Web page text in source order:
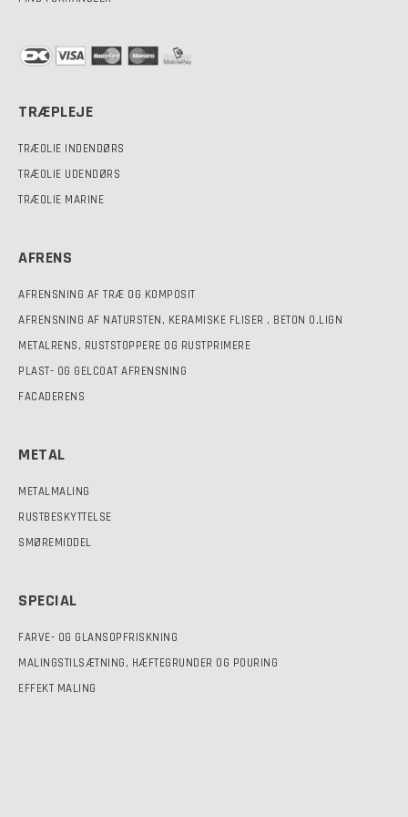
TRÆPLEJE
TRÆOLIE INDENDØRS
TRÆOLIE UDENDØRS
TRÆOLIE MARINE
AFRENS
AFRENSNING AF TRÆ OG KOMPOSIT
AFRENSNING AF NATURSTEN, KERAMISKE FLISER , BETON O.LIGN
METALRENS, RUSTSTOPPERE OG RUSTPRIMERE
PLAST- OG GELCOAT AFRENSNING
FACADERENS
METAL
METALMALING
RUSTBESKYTTELSE
SMØREMIDDEL
SPECIAL
FARVE- OG GLANSOPFRISKNING
MALINGSTILSÆTNING, HÆFTEGRUNDER OG POURING
EFFEKT MALING